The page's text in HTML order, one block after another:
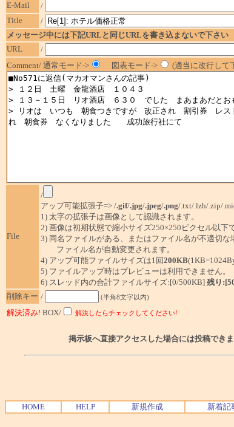
E-Mail
/
Title
/
メッセージ中には下記URLと同じURLを書き込まないで下さい
URL
/
Comment/ 通常モード->
図表モード-> (適当に改行して
File
/
アップ可能拡張子=> /.gif/.jpg/.jpeg/.png/.txt/.lzh/.zip/
1) 太字の拡張子は画像として認識されます。
2) 画像は初期状態で縮小サイズ250×250ピクセル以下
3) 同名ファイルがある、またはファイル名が不適切な
ファイル名が自動変更されます。
4) アップ可能ファイルサイズは1回200KB
5) ファイルアップ時はプレビューは利用できません。
6) スレッド内の合計ファイルサイズ:[0/500KB] 残り
削除キー / (半角8文字以内)
解決済み! BOX/ 解決したらチェックしてください!
掲示板へ直接アクセスした場合には投稿できま
HOME HELP 新規作成 新着記